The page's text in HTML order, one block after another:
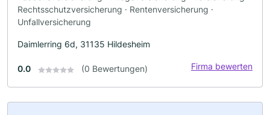
Rechtsschutzversicherung · Rentenversicherung ·
Unfallversicherung
Daimlerring 6d, 31135 Hildesheim
0.0 (0 Bewertungen) Firma bewerten